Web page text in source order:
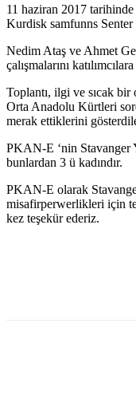
11 haziran 2017
Kurdisk samfunns Senter
Nedim Ataş ve Ahmet
çalışmalarını
Toplantı, ilgi ve sıcak bir
Orta Anadolu Kürtleri
merak ettiklerini
PKAN-E ‘nin
bunlardan 3 ü kadındır.
PKAN-E olarak
misafirperwerlikleri için
kez teşekür ederiz.